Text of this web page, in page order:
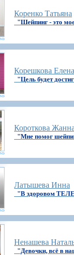
Коренко Татьяна
"Шейпинг - это
Корешкова Елена
"Цель будет
Короткова
"Мне помог
Латышева Инна
"В здоровом
Ненашева
"Девочки, всё в